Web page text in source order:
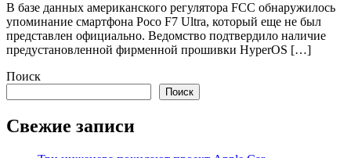
В базе данных американского регулятора FCC обнаружилось
упоминание смартфона Poco F7 Ultra, который еще не был
представлен официально. Ведомство подтвердило наличие
предустановленной фирменной прошивки HyperOS […]
Поиск
Поиск
Свежие записи